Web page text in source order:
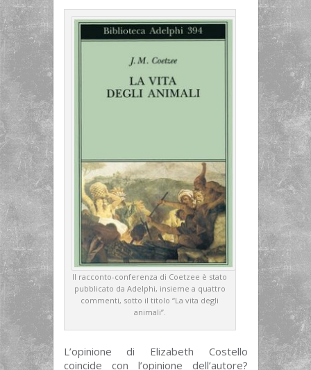
Il racconto-conferenza di Coetzee è stato
pubblicato da Adelphi, insieme a quattro
commenti, sotto il titolo “La vita degli
animali”.
L’opinione di Elizabeth Costello
coincide con l’opinione dell’autore?